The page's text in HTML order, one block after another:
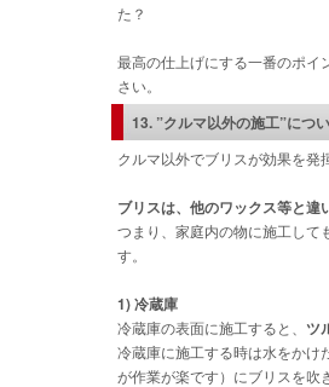
た？
最高の仕上げにする一番のポイ
さい。
13. ”クルマ以外の施工”につ
クルマ以外でブリスが効果を
ブリスは、他のワックス等と
つまり、家庭内の物に施工して
す。
1) 冷蔵庫
冷蔵庫の表面に施工すると、 ツ
冷蔵庫に施工する時は水をかけ
が作業が楽です）にブリスを吹